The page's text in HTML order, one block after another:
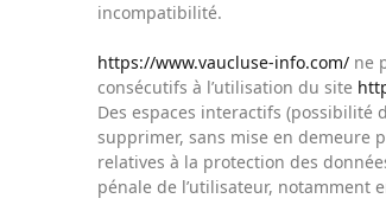
incompatibilité.
https://www.vaucluse-info.com/ ne
consécutifs à l’utilisation du site
Des espaces interactifs (possibilité
supprimer, sans mise en demeure
relatives à la protection des
pénale de l’utilisateur,